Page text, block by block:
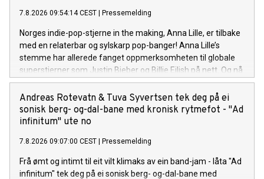
7.8.2026 09:54:14 CEST | Pressemelding
Norges indie-pop-stjerne in the making, Anna Lille, er tilbake
med en relaterbar og sylskarp pop-banger! Anna Lille’s
stemme har allerede fanget oppmerksomheten til globale
superstjerner som Justin Bieber og Billie Eilish på nett. Og nå
på sin nye singel «That's a Year», synger hun om den
spesifikke følelsen av å gå ut av et forhold og lure på om det
hele var bortkastet tid, men så å gradvis oppdage at livet på
den andre siden er uendelig mye bedre. Låten er bittersøt, litt
selvsikker og sassier enn noensinne. Sammen med singelen
slipper hun en offisiell musikkvideo på YouTube, som tar deg
med inn i det nye universet visuelt.
Andreas Rotevatn & Tuva Syvertsen tek deg på ei
sonisk berg- og-dal-bane med kronisk rytmefot - "Ad
infinitum" ute no
7.8.2026 09:07:00 CEST | Pressemelding
Frå ømt og intimt til eit vilt klimaks av ein band-jam - låta "Ad
infinitum" tek deg på ei sonisk berg- og-dal-bane med